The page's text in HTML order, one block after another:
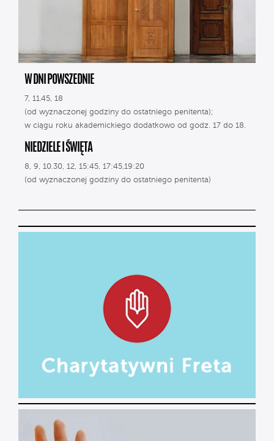
W DNI POWSZEDNIE
7, 11.45, 18
(od wyznaczonej godziny do ostatniego penitenta);
w ciągu roku akademickiego dodatkowo od godz. 17 do 18.
NIEDZIELE I ŚWIĘTA
8, 9, 10.30, 12, 15:45, 17:45,19:20
(od wyznaczonej godziny do ostatniego penitenta)